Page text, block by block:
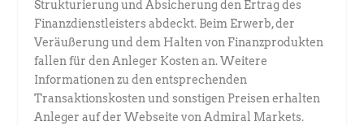
Strukturierung und Absicherung den Ertrag des
Finanzdienstleisters abdeckt. Beim Erwerb, der
Veräußerung und dem Halten von Finanzprodukten
fallen für den Anleger Kosten an. Weitere
Informationen zu den entsprechenden
Transaktionskosten und sonstigen Preisen erhalten
Anleger auf der Webseite von Admiral Markets.